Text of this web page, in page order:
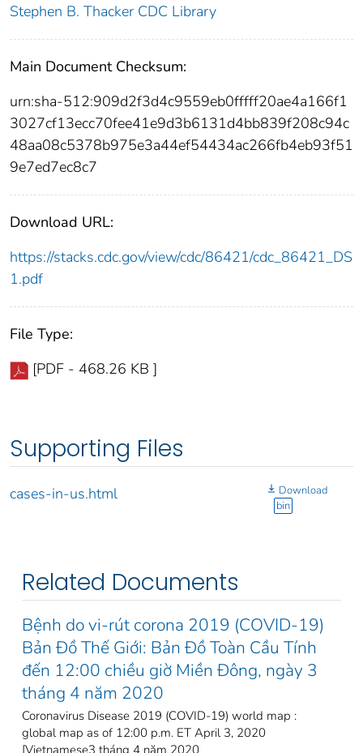
Stephen B. Thacker CDC Library
Main Document Checksum:
urn:sha-512:909d2f3d4c9559eb0fffff20ae4a166f1
3027cf13ecc70fee41e9d3b6131d4bb839f208c94c
48aa08c5378b975e3a44ef54434ac266fb4eb93f51
9e7ed7ec8c7
Download URL:
https://stacks.cdc.gov/view/cdc/86421/cdc_86421_DS
1.pdf
File Type:
[PDF - 468.26 KB ]
Supporting Files
cases-in-us.html
Download
bin
Related Documents
Bệnh do vi-rút corona 2019 (COVID-19)
Bản Đồ Thế Giới: Bản Đồ Toàn Cầu Tính
đến 12:00 chiều giờ Miền Đông, ngày 3
tháng 4 năm 2020
Coronavirus Disease 2019 (COVID-19) world map :
global map as of 12:00 p.m. ET April 3, 2020